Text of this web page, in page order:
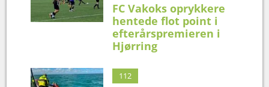
FC Vakoks oprykkere
hentede flot point i
efterårspremieren i
Hjørring
112